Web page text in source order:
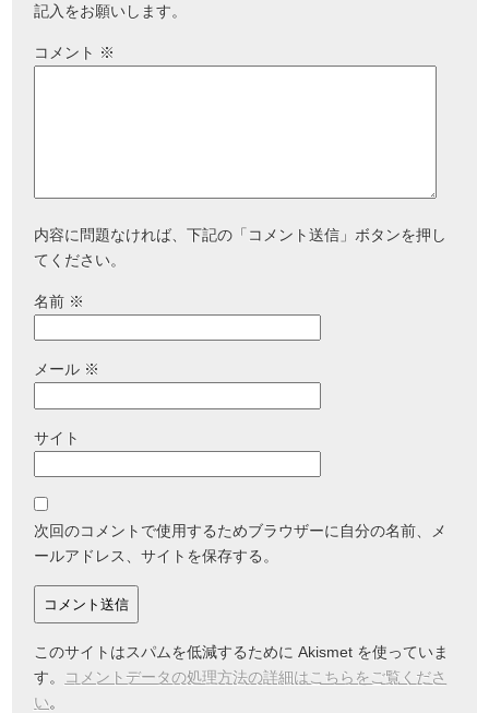
記入をお願いします。
コメント ※
内容に問題なければ、下記の「コメント送信」ボタンを押し
てください。
名前 ※
メール ※
サイト
次回のコメントで使用するためブラウザーに自分の名前、メ
ールアドレス、サイトを保存する。
このサイトはスパムを低減するために Akismet を使っていま
す。
コメントデータの処理方法の詳細はこちらをご覧くださ
い。